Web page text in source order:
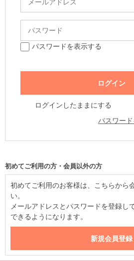
パスワードを表示する
ログインしたままにする
パスワー
初めてご利用の方・会員以外の方
初めてご利用のお客様は、こちらから
い。
メールアドレスとパスワードを登録し
できるようになります。